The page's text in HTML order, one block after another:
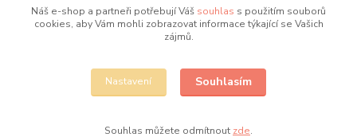
info@fajnekorale.cz
Náš e-shop a partneři potřebují Váš souhlas s použitím souborů
cookies, aby Vám mohli zobrazovat informace týkající se Vašich
zájmů.
Nastavení Souhlasím
Souhlas můžete odmítnout zde.